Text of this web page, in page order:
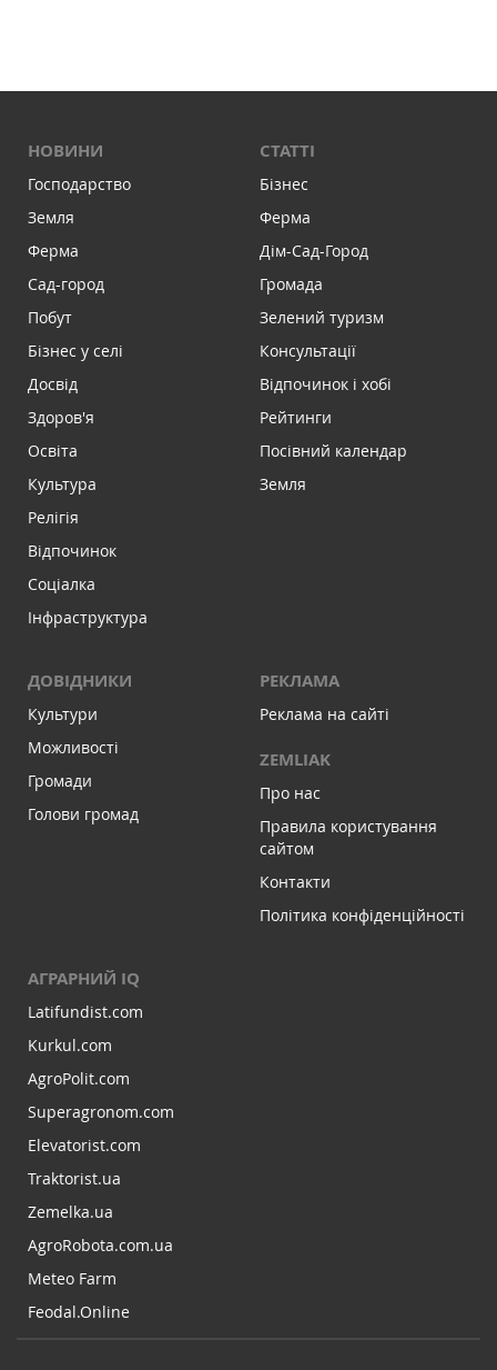
НОВИНИ
Господарство
Земля
Ферма
Сад-город
Побут
Бізнес у селі
Досвід
Здоров'я
Освіта
Культура
Релігія
Відпочинок
Соціалка
Інфраструктура
СТАТТІ
Бізнес
Ферма
Дім-Сад-Город
Громада
Зелений туризм
Консультації
Відпочинок і хобі
Рейтинги
Посівний календар
Земля
ДОВІДНИКИ
Культури
Можливості
Громади
Голови громад
РЕКЛАМА
Реклама на сайті
ZEMLIAK
Про нас
Правила користування
сайтом
Контакти
Політика конфіденційності
АГРАРНИЙ IQ
Latifundist.com
Kurkul.com
AgroPolit.com
Superagronom.com
Elevatorist.com
Traktorist.ua
Zemelka.ua
AgroRobota.com.ua
Meteo Farm
Feodal.Online